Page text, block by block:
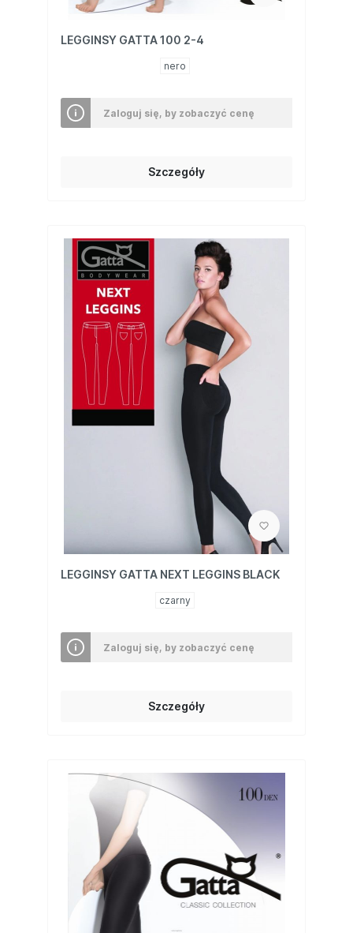
LEGGINSY GATTA 100 2-4
nero
Zaloguj się, by zobaczyć cenę
Szczegóły
LEGGINSY GATTA NEXT LEGGINS BLACK
czarny
Zaloguj się, by zobaczyć cenę
Szczegóły